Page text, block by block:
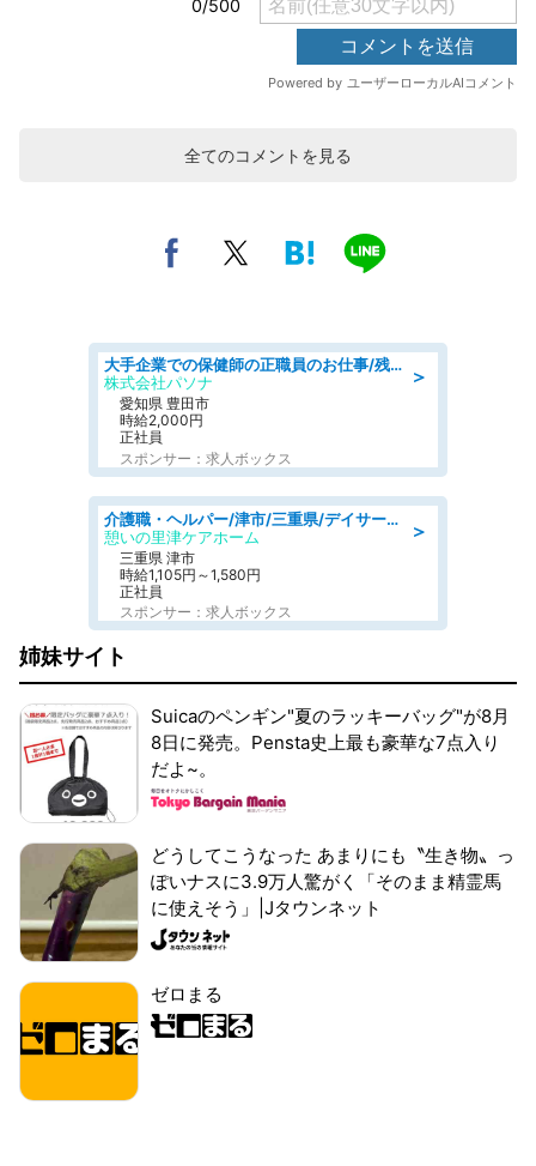
全てのコメントを見る
＞
大手企業での保健師の正職員のお仕事/残業なし/要資格:保健師
株式会社パソナ
愛知県 豊田市
時給2,000円
正社員
スポンサー：求人ボックス
＞
介護職・ヘルパー/津市/三重県/デイサービス/近鉄名古屋線
憩いの里津ケアホーム
三重県 津市
時給1,105円～1,580円
正社員
スポンサー：求人ボックス
姉妹サイト
Suicaのペンギン"夏のラッキーバッグ"が8月
8日に発売。Pensta史上最も豪華な7点入り
だよ~。
どうしてこうなった あまりにも〝生き物〟っ
ぽいナスに3.9万人驚がく「そのまま精霊馬
に使えそう」|Jタウンネット
ゼロまる